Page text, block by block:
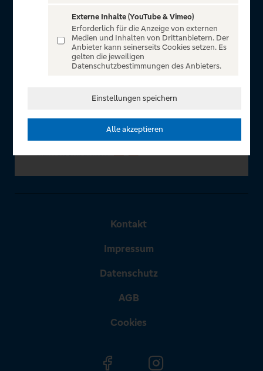
für alle Kunden der Volksbanken Raiffeisenbanken. Auf
unserem einzigartigen Portal finden Sie Tickets für
atemberaubende Konzerte, Musicals und Shows, die
Fußball-Bundesliga sowie die Champions League und die
In Zusammenarbeit mit
Kontakt
Impressum
Datenschutz
AGB
Cookies
Externe Inhalte (YouTube & Vimeo)
Erforderlich für die Anzeige von externen
Medien und Inhalten von Drittanbietern. Der
Anbieter kann seinerseits Cookies setzen. Es
gelten die jeweiligen
Datenschutzbestimmungen des Anbieters.
Einstellungen speichern
Alle akzeptieren